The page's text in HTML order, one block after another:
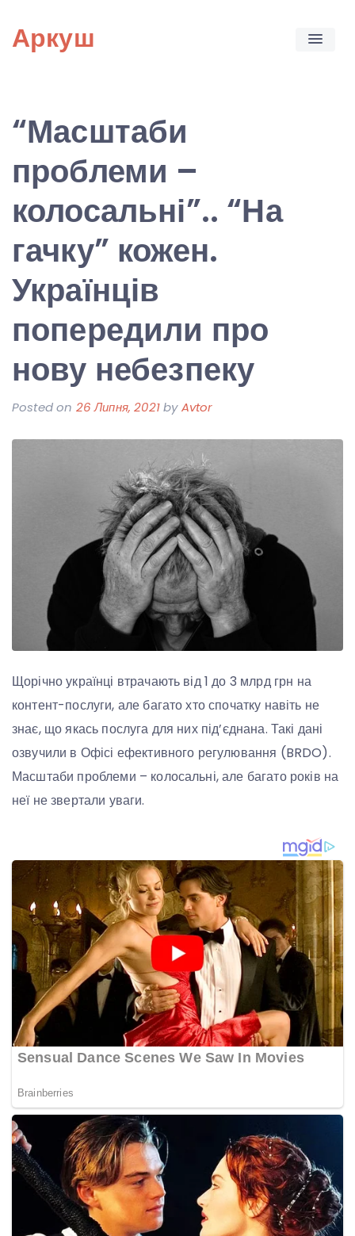
content
Аркуш
“Масштаби
проблеми –
колосальні”.. “На
гачку” кожен.
Українців
попередили про
нову небезпеку
Posted on 26 Липня, 2021byAvtor
Щорічно українці втрачають від 1 до 3 млрд грн на
контент-послуги, але багато хто спочатку навіть не
знає, що якась послуга для них під’єднана. Такі дані
озвучили в Офісі ефективного регулювання (BRDO).
Масштаби проблеми – колосальні, але багато років на
неї не звертали уваги.